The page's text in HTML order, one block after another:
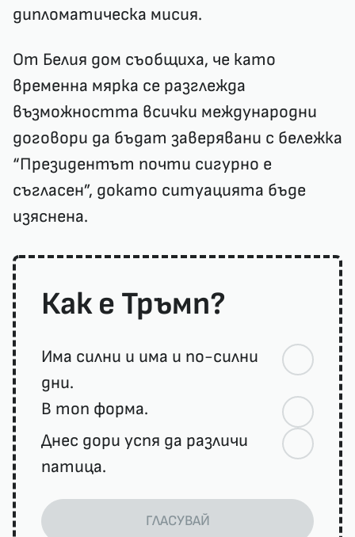
дипломатическа мисия.
От Белия дом съобщиха, че като
временна мярка се разглежда
възможността всички международни
договори да бъдат заверявани с бележка
“Президентът почти сигурно е
съгласен”, докато ситуацията бъде
изяснена.
Как е Тръмп?
Има силни и има и по-силни
дни.
В топ форма.
Днес дори успя да различи
патица.
ГЛАСУВАЙ